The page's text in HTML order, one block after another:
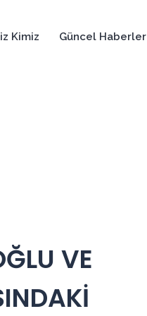
Kimiz Güncel Haberler
VE